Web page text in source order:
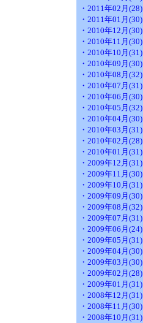
・2011年02月(28)
・2011年01月(30)
・2010年12月(30)
・2010年11月(30)
・2010年10月(31)
・2010年09月(30)
・2010年08月(32)
・2010年07月(31)
・2010年06月(30)
・2010年05月(32)
・2010年04月(30)
・2010年03月(31)
・2010年02月(28)
・2010年01月(31)
・2009年12月(31)
・2009年11月(30)
・2009年10月(31)
・2009年09月(30)
・2009年08月(32)
・2009年07月(31)
・2009年06月(24)
・2009年05月(31)
・2009年04月(30)
・2009年03月(30)
・2009年02月(28)
・2009年01月(31)
・2008年12月(31)
・2008年11月(30)
・2008年10月(31)